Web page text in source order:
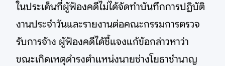
ในประเด็นที่ผู้ฟ้องคดีไม่ได้จัดทำบันทึกการปฏิบัติ
งานประจำวันและรายงานต่อคณะกรรมการตรวจ
รับการจ้าง ผู้ฟ้องคดีได้ชี้แจงแก้ข้อกล่าวหาว่า
ขณะเกิดเหตุดำรงตำแหน่งนายช่างโยธาชำนาญ